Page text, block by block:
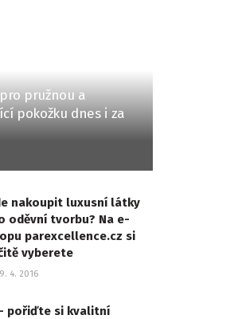
pružnou a
pokožku dnes i za
nakoupit luxusní látky
oděvní tvorbu? Na e-
parexcellence.cz si
vyberete
4. 2016
pořiďte si kvalitní